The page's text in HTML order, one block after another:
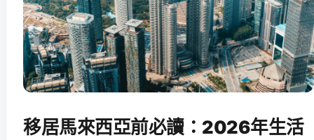
移居馬來西亞前必讀：2026年生活